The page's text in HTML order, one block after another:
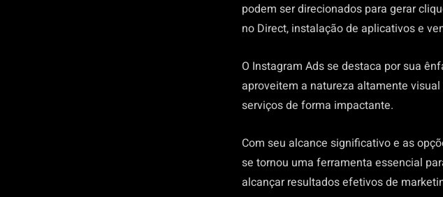
podem ser direcionados para gerar
no Direct, instalação de aplicativos e
O Instagram Ads se destaca por sua
aproveitem a natureza altamente
serviços de forma impactante.
Com seu alcance significativo e as
se tornou uma ferramenta essencial
alcançar resultados efetivos de